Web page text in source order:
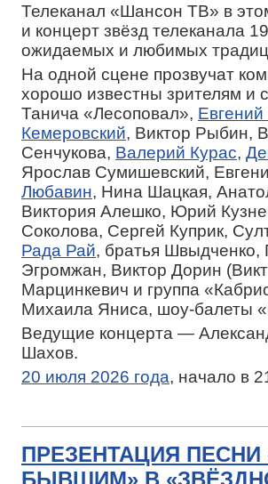
Телеканал «Шансон ТВ» в
и концерт звёзд телеканала
ожидаемых и любимых
На одной сцене прозвучат
хорошо известны зрителям и
Танича «Лесоповал», Евгений
Кемеровский, Виктор Рыбин,
Сенчукова, Валерий Курас,
Ярослав Сумишевский,
Любавин, Нина Шацкая,
Виктория Алешко, Юрий
Соколова, Сергей Куприк,
Рада Рай, братья Швыдченко,
Эгромжан, Виктор Дорин
Марцинкевич и группа
Михаила Яниса, шоу-балеты
Ведущие концерта —
Шахов.
20 июля 2026 года, начало в
ПРЕЗЕНТАЦИЯ ПЕСНИ
БЫВШИМ» В